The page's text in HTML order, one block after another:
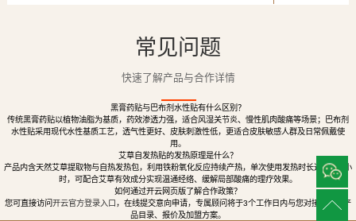
常见问题
快速了解产品与合作详情
黑膏药贴与巴布剂水性贴有什么区别？
传统黑膏药贴以植物油脂为基质，药效渗透力强，适合风湿关节炎、慢性肌肉酸痛等场景；巴布剂
水性贴采用现代水性基质工艺，透气性更好、皮肤刺激性低，更适合皮肤敏感人群及日常佩戴使
用。
艾草自发热贴的发热原理是什么？
产品内含天然艾草提取物与自热发热包，利用铁粉氧化反应持续产热，单次使用发热时长达8至12小
时，可配合艾草有效成分实现温通经络、缓解局部酸痛的理疗效果。
如何通过开云网页版了解合作政策？
您可直接访问 开云官方登录入口，在线提交意向申请，专属顾问将于3个工作日内与您对接，提供产
品目录、报价及加盟方案。